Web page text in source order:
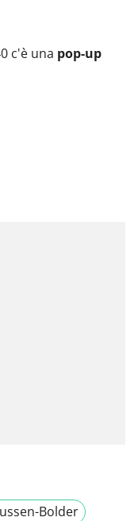
c'è una pop-up
Bolder